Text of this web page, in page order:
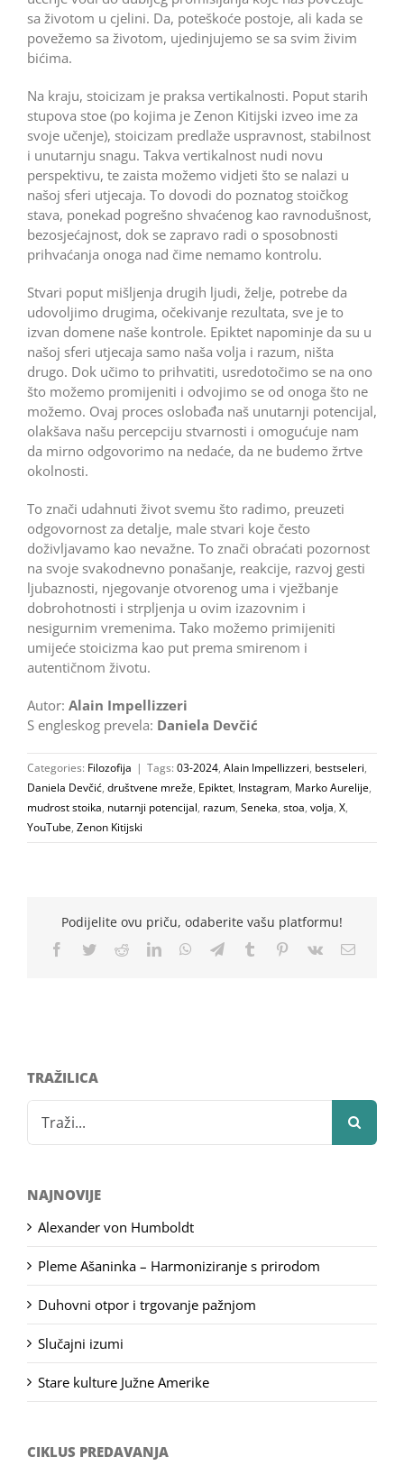
sa životom u cjelini. Da, poteškoće postoje, ali kada se
povežemo sa životom, ujedinjujemo se sa svim živim
bićima.
Na kraju, stoicizam je praksa vertikalnosti. Poput starih
stupova stoe (po kojima je Zenon Kitijski izveo ime za
svoje učenje), stoicizam predlaže uspravnost, stabilnost
i unutarnju snagu. Takva vertikalnost nudi novu
perspektivu, te zaista možemo vidjeti što se nalazi u
našoj sferi utjecaja. To dovodi do poznatog stoičkog
stava, ponekad pogrešno shvaćenog kao ravnodušnost,
bezosjećajnost, dok se zapravo radi o sposobnosti
prihvaćanja onoga nad čime nemamo kontrolu.
Stvari poput mišljenja drugih ljudi, želje, potrebe da
udovoljimo drugima, očekivanje rezultata, sve je to
izvan domene naše kontrole. Epiktet napominje da su u
našoj sferi utjecaja samo naša volja i razum, ništa
drugo. Dok učimo to prihvatiti, usredotočimo se na ono
što možemo promijeniti i odvojimo se od onoga što ne
možemo. Ovaj proces oslobađa naš unutarnji potencijal,
olakšava našu percepciju stvarnosti i omogućuje nam
da mirno odgovorimo na nedaće, da ne budemo žrtve
okolnosti.
To znači udahnuti život svemu što radimo, preuzeti
odgovornost za detalje, male stvari koje često
doživljavamo kao nevažne. To znači obraćati pozornost
na svoje svakodnevno ponašanje, reakcije, razvoj gesti
ljubaznosti, njegovanje otvorenog uma i vježbanje
dobrohotnosti i strpljenja u ovim izazovnim i
nesigurnim vremenima. Tako možemo primijeniti
umijeće stoicizma kao put prema smirenom i
autentičnom životu.
Autor: Alain Impellizzeri
S engleskog prevela: Daniela Devčić
Categories: Filozofija | Tags: 03-2024, Alain Impellizzeri, bestseleri,
Daniela Devčić, društvene mreže, Epiktet, Instagram, Marko Aurelije,
mudrost stoika, nutarnji potencijal, razum, Seneka, stoa, volja, X,
YouTube, Zenon Kitijski
Podijelite ovu priču, odaberite vašu platformu!
Facebook
TwitterRedditLinkedInWhatsApp
TelegramTumblr Pinterest
Vk Email
TRAŽILICA
for:
NAJNOVIJE
Alexander von Humboldt
Pleme Ašaninka – Harmoniziranje s prirodom
Duhovni otpor i trgovanje pažnjom
Slučajni izumi
Stare kulture Južne Amerike
CIKLUS PREDAVANJA